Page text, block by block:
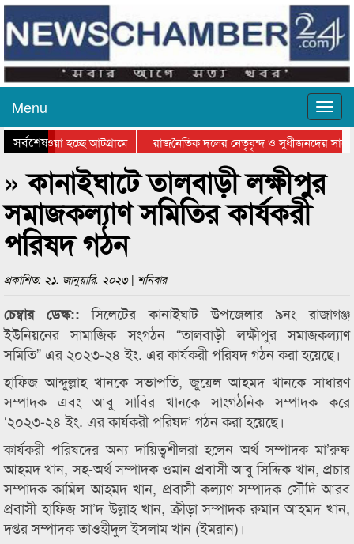
Menu
সর্বশেষ
যাওয়া হচ্ছে আটগ্রামে
রাজনৈতিক দলের নেতৃবৃন্দ ও সুধীজনদের সাথে
পুরস্কার বিতরণ সম্পন্ন
সিলেটে বাংলাদেশ গ্রুপ থিয়েটার
» কানাইঘাটে তালবাড়ী লক্ষীপুর
সমাজকল্যাণ সমিতির কার্যকরী
পরিষদ গঠন
প্রকাশিত: ২১. জানুয়ারি. ২০২৩ | শনিবার
চেম্বার ডেস্ক::সিলেটের কানাইঘাট উপজেলার ৯নং রাজাগঞ্জ
ইউনিয়নের সামাজিক সংগঠন “তালবাড়ী লক্ষীপুর সমাজকল্যাণ
সমিতি” এর ২০২৩-২৪ ইং. এর কার্যকরী পরিষদ গঠন করা হয়েছে।
হাফিজ আব্দুল্লাহ খানকে সভাপতি, জুয়েল আহমদ খানকে সাধারণ
সম্পাদক এবং আবু সাবির খানকে সাংগঠনিক সম্পাদক করে
‘২০২৩-২৪ ইং. এর কার্যকরী পরিষদ’ গঠন করা হয়েছে।
কার্যকরী পরিষদের অন্য দায়িত্বশীলরা হলেন অর্থ সম্পাদক মা’রুফ
আহমদ খান, সহ-অর্থ সম্পাদক ওমান প্রবাসী আবু সিদ্দিক খান, প্রচার
সম্পাদক কামিল আহমদ খান, প্রবাসী কল্যাণ সম্পাদক সৌদি আরব
প্রবাসী হাফিজ সা’দ উল্লাহ খান, ক্রীড়া সম্পাদক রুমান আহমদ খান,
দপ্তর সম্পাদক তাওহীদুল ইসলাম খান (ইমরান)।